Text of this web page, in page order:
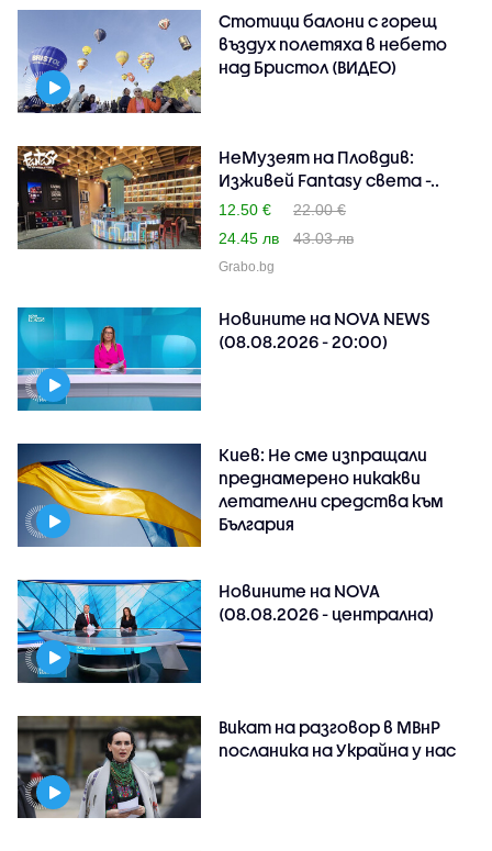
Стотици балони с горещ
въздух полетяха в небето
над Бристол (ВИДЕО)
НеМузеят на Пловдив:
Изживей Fantasy света -..
12.50 €
22.00 €
24.45 лв
43.03 лв
Grabo.bg
Новините на NOVA NEWS
(08.08.2026 - 20:00)
Киев: Не сме изпращали
преднамерено никакви
летателни средства към
България
Новините на NOVA
(08.08.2026 - централна)
Викат на разговор в МВнР
посланика на Украйна у нас